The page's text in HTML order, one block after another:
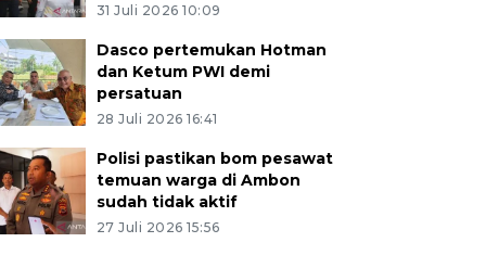
31 Juli 2026 10:09
Dasco pertemukan Hotman
dan Ketum PWI demi
persatuan
28 Juli 2026 16:41
Polisi pastikan bom pesawat
temuan warga di Ambon
sudah tidak aktif
27 Juli 2026 15:56